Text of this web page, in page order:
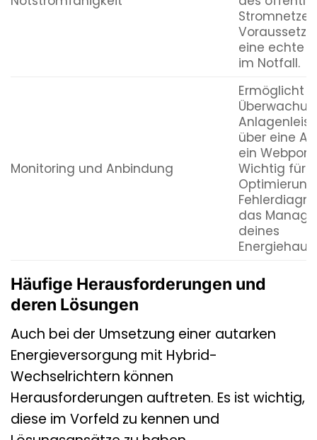
Stromnetzes.
eine echte
im Notfall.
Monitoring und Anbindung
Ermöglicht
über eine
ein
Wichtig für
Optimierung,
das
deines
Häufige Herausforderungen und
deren Lösungen
Auch bei der Umsetzung einer autarken
Energieversorgung mit Hybrid-
Wechselrichtern können
Herausforderungen auftreten. Es ist wichtig,
diese im Vorfeld zu kennen und